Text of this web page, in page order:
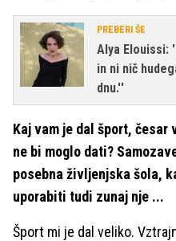
PREBERI ŠE
Alya Elouissi:
in ni nič
dnu.''
Kaj vam je dal šport, česar
ne bi moglo dati?
posebna življenjska šola,
uporabiti tudi zunaj nje ...
Šport mi je dal veliko.